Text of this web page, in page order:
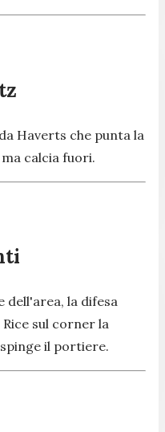
Haverts che punta la
calcia fuori.
dell'area, la difesa
sul corner la
il portiere.